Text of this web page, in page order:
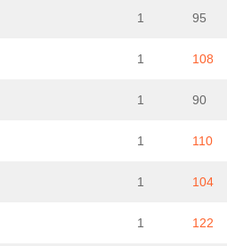
1 95
1 108
1 90
1 110
1 104
1 122